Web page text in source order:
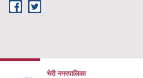
Skip to main content
भेरी नगरपालिका